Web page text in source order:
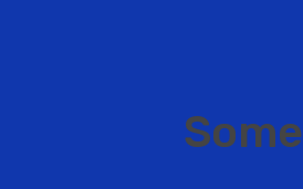
Some